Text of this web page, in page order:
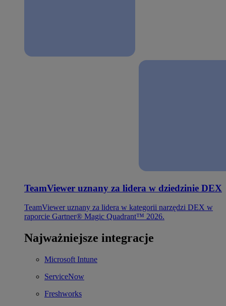
TeamViewer uznany za lidera w dziedzinie DEX
TeamViewer uznany za lidera w kategorii narzędzi DEX w
raporcie Gartner® Magic Quadrant™ 2026.
Najważniejsze integracje
Microsoft Intune
ServiceNow
Freshworks